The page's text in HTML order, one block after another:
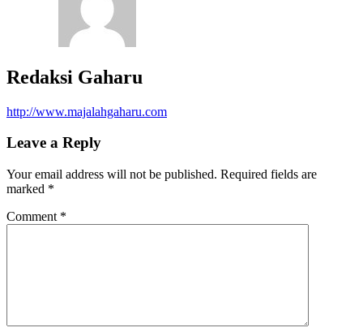
Redaksi Gaharu
http://www.majalahgaharu.com
Leave a Reply
Your email address will not be published. Required fields are
marked *
Comment *